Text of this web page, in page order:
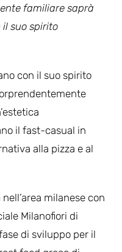
familiare saprà
suo spirito
con il suo spirito
il fast-casual in
alla pizza e al
milanese con
Milanofiori di
di sviluppo per il